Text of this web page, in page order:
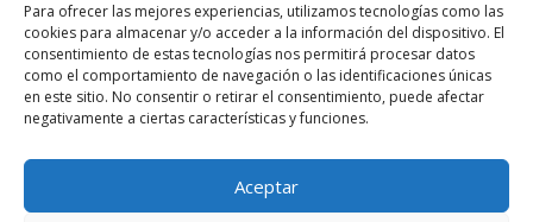
Para ofrecer las mejores experiencias, utilizamos tecnologías como las
cookies para almacenar y/o acceder a la información del dispositivo. El
consentimiento de estas tecnologías nos permitirá procesar datos
como el comportamiento de navegación o las identificaciones únicas
en este sitio. No consentir o retirar el consentimiento, puede afectar
negativamente a ciertas características y funciones.
Aceptar
3 de noviembre de 2025 09:00
Comentarios recientes